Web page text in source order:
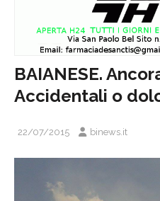
BAIANESE.
Accidentali o
22/07/2015 binews.it